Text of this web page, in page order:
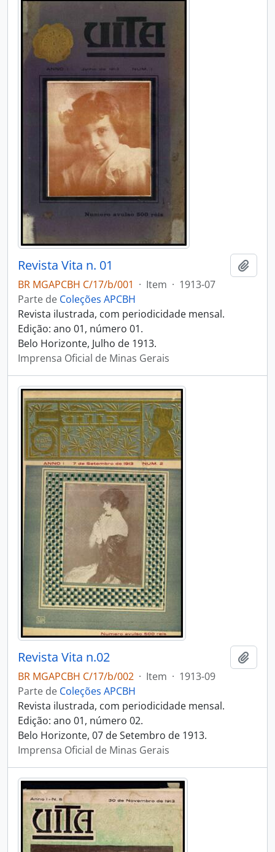
Revista Vita n. 01
BR MGAPCBH C/17/b/001 · Item · 1913-07
Parte de Coleções APCBH
Revista ilustrada, com periodicidade mensal.
Edição: ano 01, número 01.
Belo Horizonte, Julho de 1913.
Imprensa Oficial de Minas Gerais
Revista Vita n.02
BR MGAPCBH C/17/b/002 · Item · 1913-09
Parte de Coleções APCBH
Revista ilustrada, com periodicidade mensal.
Edição: ano 01, número 02.
Belo Horizonte, 07 de Setembro de 1913.
Imprensa Oficial de Minas Gerais